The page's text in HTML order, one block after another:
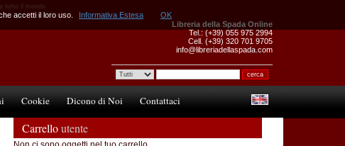
tutto il mondo
Libreria della Spada Online
Tel.: (+39) 055 975 2994
Cell. (+39) 320 701 9705
info@libreriadellaspada.com
Cookie Dicono di Noi Contattaci
Carrelloutente
accetti il loro uso. Informativa Estesa OK